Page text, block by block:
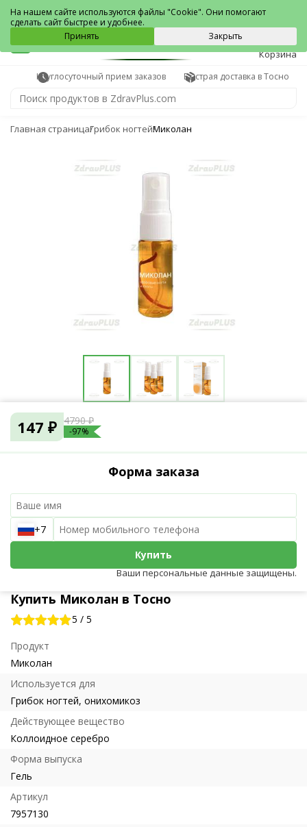
Тосно
0
Корзина
Круглосуточный прием заказов Быстрая доставка в Тосно
Главная страницаГрибок ногтейМиколан
Купить Миколан в Тосно
5 / 5
Продукт
Миколан
Используется для
Грибок ногтей, онихомикоз
Действующее вещество
Коллоидное серебро
Форма выпуска
Гель
Артикул
7957130
147 ₽ 4790 ₽
-97%
Форма заказа
+7
Купить
Ваши персональные данные защищены.
На нашем сайте используются файлы "Cookie". Они помогают
сделать сайт быстрее и удобнее.
Принять
Закрыть